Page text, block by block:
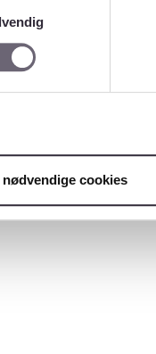
nødvendige cookies